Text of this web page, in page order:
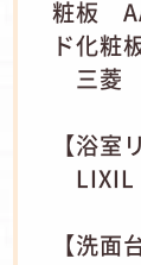
粧板
ド化粧
三菱
【浴室
LIXIL
【洗面